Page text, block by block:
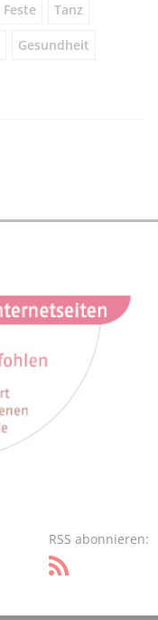
Feste Tanz
Gesundheit
RSS abonnieren: